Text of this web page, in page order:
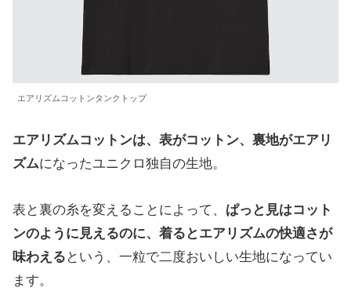
エアリズムコットンタンクトップ
エアリズムコットンは、表がコットン、裏地がエアリ
ズムになったユニクロ独自の生地。
表と裏の糸を変えることによって、 ぱっと見はコット
ンのように見えるのに、着るとエアリズムの快適さが
味わえる という、一粒で二度おいしい生地になってい
ます。